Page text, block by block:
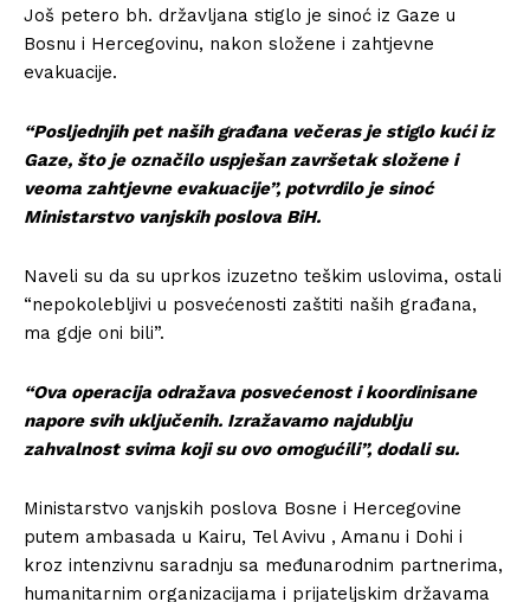
Još petero bh. državljana stiglo je sinoć iz Gaze u
Bosnu i Hercegovinu, nakon složene i zahtjevne
evakuacije.
“Posljednjih pet naših građana večeras je stiglo kući iz
Gaze, što je označilo uspješan završetak složene i
veoma zahtjevne evakuacije”, potvrdilo je sinoć
Ministarstvo vanjskih poslova BiH.
Naveli su da su uprkos izuzetno teškim uslovima, ostali
“nepokolebljivi u posvećenosti zaštiti naših građana,
ma gdje oni bili”.
“Ova operacija odražava posvećenost i koordinisane
napore svih uključenih. Izražavamo najdublju
zahvalnost svima koji su ovo omogućili”, dodali su.
Ministarstvo vanjskih poslova Bosne i Hercegovine
putem ambasada u Kairu, Tel Avivu , Amanu i Dohi i
kroz intenzivnu saradnju sa međunarodnim partnerima,
humanitarnim organizacijama i prijateljskim državama